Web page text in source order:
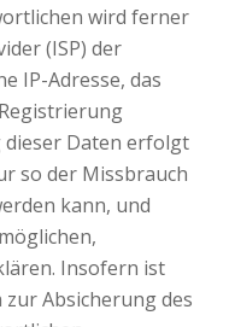
wird ferner
(ISP) der
IP-Adresse, das
dieser Daten erfolgt
so der Missbrauch
kann, und
Insofern ist
Absicherung des